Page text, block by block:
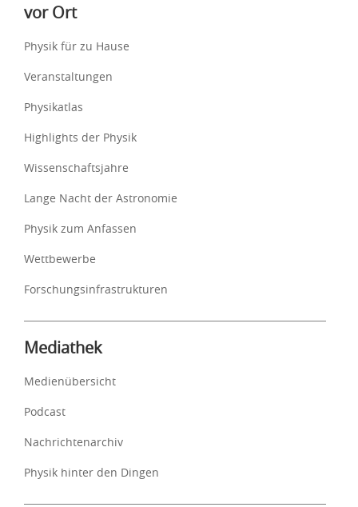
vor Ort
Physik für zu Hause
Veranstaltungen
Physikatlas
Highlights der Physik
Wissenschaftsjahre
Lange Nacht der Astronomie
Physik zum Anfassen
Wettbewerbe
Forschungsinfrastrukturen
Mediathek
Medienübersicht
Podcast
Nachrichtenarchiv
Physik hinter den Dingen